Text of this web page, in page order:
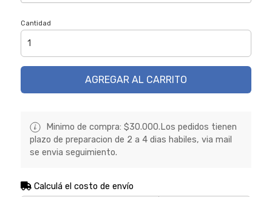
Cantidad
AGREGAR AL CARRITO
Minimo de compra: $30.000.Los pedidos tienen
plazo de preparacion de 2 a 4 dias habiles, via mail
se envia seguimiento.
Calculá el costo de envío